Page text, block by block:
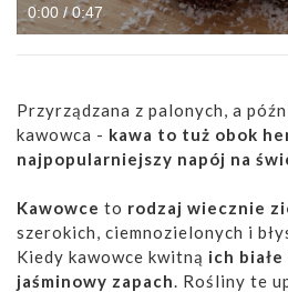
0:00 / 0:47
Przyrządzana z palonych, a
kawowca - kawa to tuż obok
najpopularniejszy napój na
Kawowce to rodzaj wiecznie
szerokich, ciemnozielonych i
Kiedy kawowce kwitną ich
jaśminowy zapach. Rośliny te